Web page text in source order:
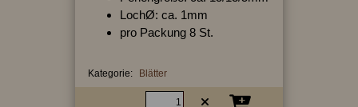
LochØ: ca. 1mm
pro Packung 8 St.
Kategorie: Blätter